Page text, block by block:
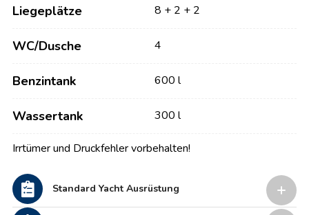
Liegeplätze 8 + 2 + 2
WC/Dusche 4
Benzintank 600 l
Wassertank 300 l
Irrtümer und Druckfehler vorbehalten!
Standard Yacht Ausrüstung